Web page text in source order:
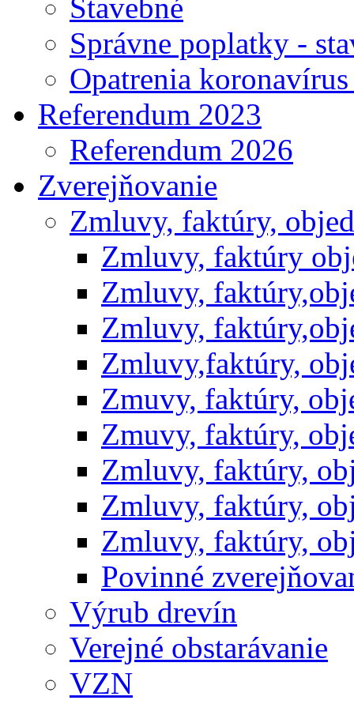
Stavebné
Správne poplatky -
Opatrenia
Referendum 2023
Referendum 2026
Zverejňovanie
Zmluvy, faktúry,
Zmluvy, faktúry
Zmluvy,
Zmluvy,
Zmluvy,faktúry,
Zmuvy, faktúry,
Zmuvy, faktúry,
Zmluvy, faktúry,
Zmluvy, faktúry,
Zmluvy, faktúry,
Povinné
Výrub drevín
Verejné obstarávanie
VZN